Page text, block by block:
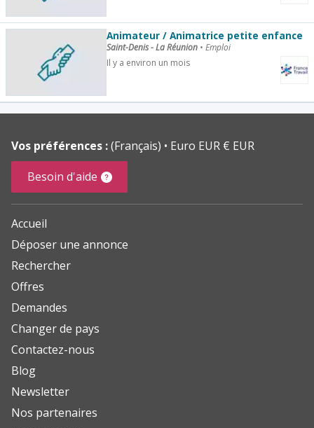
Animateur / Animatrice petite enfance
Saint-Denis - La Réunion • Emploi
Il y a environ un mois
Vos préférences :(Français)
Euro EUR € EUR
Besoin d'aide
Accueil
Déposer une annonce
Rechercher
Offres
Demandes
Changer de pays
Contactez-nous
Blog
Newsletter
Nos partenaires